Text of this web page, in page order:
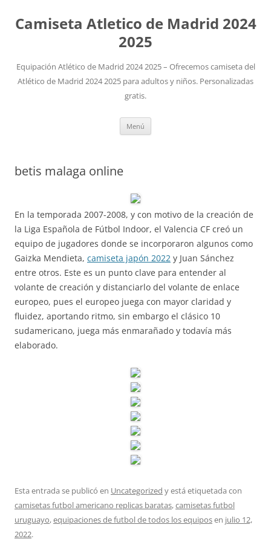
Camiseta Atletico de Madrid 2024
2025
Equipación Atlético de Madrid 2024 2025 – Ofrecemos camiseta del
Atlético de Madrid 2024 2025 para adultos y niños. Personalizadas
gratis.
Menú
betis malaga online
En la temporada 2007-2008, y con motivo de la creación de
la Liga Española de Fútbol Indoor, el Valencia CF creó un
equipo de jugadores donde se incorporaron algunos como
Gaizka Mendieta, camiseta japón 2022 y Juan Sánchez
entre otros. Este es un punto clave para entender al
volante de creación y distanciarlo del volante de enlace
europeo, pues el europeo juega con mayor claridad y
fluidez, aportando ritmo, sin embargo el clásico 10
sudamericano, juega más enmarañado y todavía más
elaborado.
Esta entrada se publicó en Uncategorized y está etiquetada con
camisetas futbol americano replicas baratas,camisetas futbol
uruguayo,equipaciones de futbol de todos los equiposen julio 12,
2022.